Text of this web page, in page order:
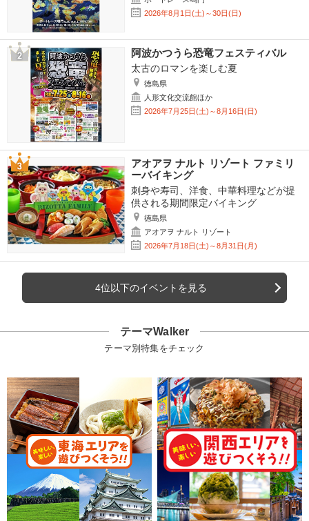
2026年8月1日(土)～30日(日)
阿波かつうら恐竜フェスティバル
太古のロマンを楽しむ夏
徳島県
人形文化交流館ほか
2026年7月25日(土)～8月16日(日)
アオアヲ ナルト リゾート ファミリ
ーバイキング
刺身や寿司、洋食、中華料理などが提
供される期間限定バイキング
徳島県
アオアヲ ナルト リゾート
2026年7月18日(土)～8月31日(月)
4位以下のイベントを見る
テーマWalker
テーマ別特集をチェック